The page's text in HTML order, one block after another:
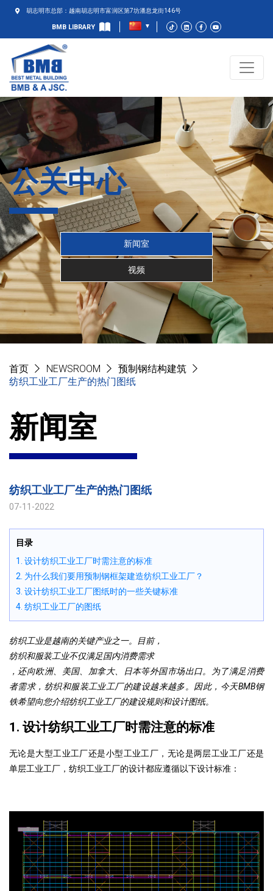
胡志明市总部：越南胡志明市富润区第7坊潘息龙街146号
BMB LIBRARY
公关中心
新闻室
视频
首页 NEWSROOM
预制钢结构建筑
纺织工业工厂生产的热门图纸
新闻室
纺织工业工厂生产的热门图纸
07-11-2022
目录
1. 设计纺织工业工厂时需注意的标准
2. 为什么我们要用预制钢框架建造纺织工业工厂？
3. 设计纺织工业工厂图纸时的一些关键标准
4. 纺织工业工厂的图纸
纺织工业是越南的关键产业之一。目前，
纺织和服装工业不仅满足国内消费需求
，还向欧洲、美国、加拿大、日本等外国市场出口。为了满足消费
者需求，纺织和服装工业工厂的建设越来越多。因此，今天BMB钢
铁希望向您介绍纺织工业工厂的建设规则和设计图纸。
1. 设计纺织工业工厂时需注意的标准
无论是大型工业工厂还是小型工业工厂， 无论是两层工业工厂还是
单层工业工厂，纺织工业工厂的设计都应遵循以下设计标准 ：